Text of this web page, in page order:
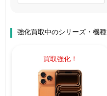
強化買取中のシリーズ・機種
買取強化！